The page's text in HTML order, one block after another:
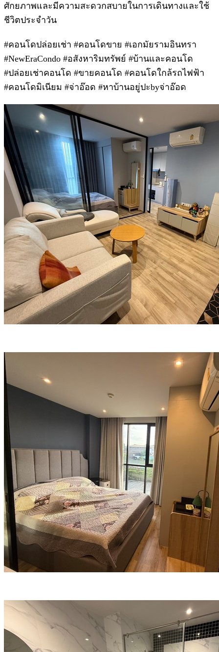
ศักยภาพและมีความสะดวกสบายในการเดินทางและใช้
ชีวิตประจำวัน
#คอนโดปล่อยเช่า #คอนโดขาย #เอกมัยรามอินทรา
#NewEraCondo #อสังหาริมทรัพย์ #บ้านและคอนโด
#ปล่อยเช่าคอนโด #ขายคอนโด #คอนโดใกล้รถไฟฟ้า
#คอนโดมิเนียม #จ่าอ๊อด #หาบ้านอยู่ปะbyจ่าอ๊อด